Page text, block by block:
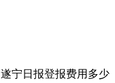
遂宁日报登报费用多少